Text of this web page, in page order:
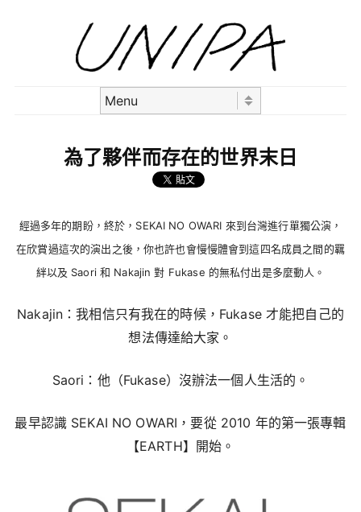
為了夥伴而存在的世界末日
經過多年的期盼，終於，SEKAI NO OWARI 來到台灣進行單獨公演，
在欣賞過這次的演出之後，你也許也會慢慢體會到這四名成員之間的羈
絆以及 Saori 和 Nakajin 對 Fukase 的無私付出是多麼動人。
Nakajin：我相信只有我在的時候，Fukase 才能把自己的
想法傳達給大家。
Saori：他（Fukase）沒辦法一個人生活的。
最早認識 SEKAI NO OWARI，要從 2010 年的第一張專輯
【EARTH】開始。